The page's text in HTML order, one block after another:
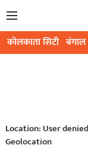
कोलकाता सिटी बंगाल
Location: User denied
Geolocation